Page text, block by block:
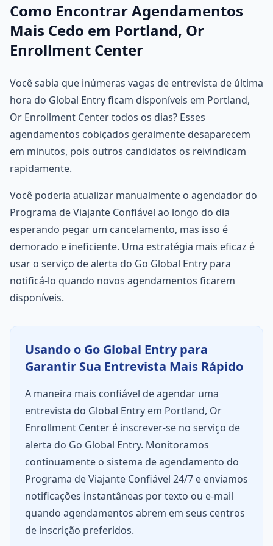
Como Encontrar Agendamentos
Mais Cedo em Portland, Or
Enrollment Center
Você sabia que inúmeras vagas de entrevista de última
hora do Global Entry ficam disponíveis em Portland,
Or Enrollment Center todos os dias? Esses
agendamentos cobiçados geralmente desaparecem
em minutos, pois outros candidatos os reivindicam
rapidamente.
Você poderia atualizar manualmente o agendador do
Programa de Viajante Confiável ao longo do dia
esperando pegar um cancelamento, mas isso é
demorado e ineficiente. Uma estratégia mais eficaz é
usar o serviço de alerta do Go Global Entry para
notificá-lo quando novos agendamentos ficarem
disponíveis.
Usando o Go Global Entry para
Garantir Sua Entrevista Mais Rápido
A maneira mais confiável de agendar uma
entrevista do Global Entry em Portland, Or
Enrollment Center é inscrever-se no serviço de
alerta do Go Global Entry. Monitoramos
continuamente o sistema de agendamento do
Programa de Viajante Confiável 24/7 e enviamos
notificações instantâneas por texto ou e-mail
quando agendamentos abrem em seus centros
de inscrição preferidos.